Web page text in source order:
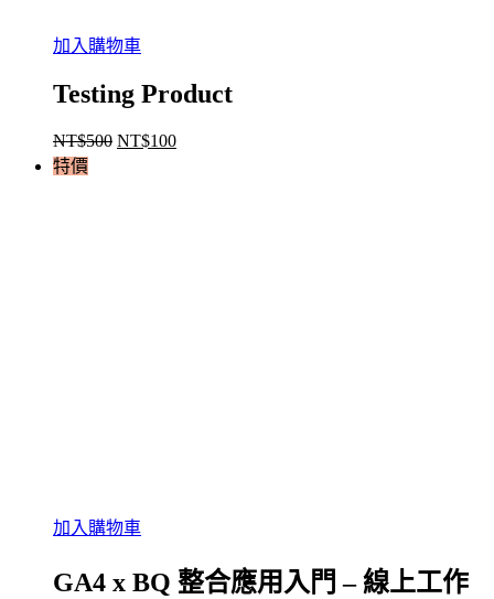
加入購物車
Testing Product
NT$500 原
NT$100目
特價
加入購物車
GA4 x BQ 整合應用入門 – 線上工作